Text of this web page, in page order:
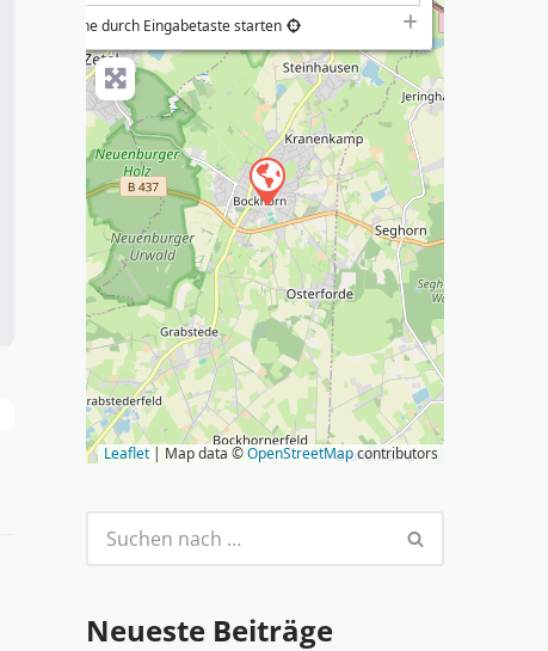
−
Suche durch Eingabetaste starten
Leaflet | Map data ©OpenStreetMapcontributors
Neueste Beiträge